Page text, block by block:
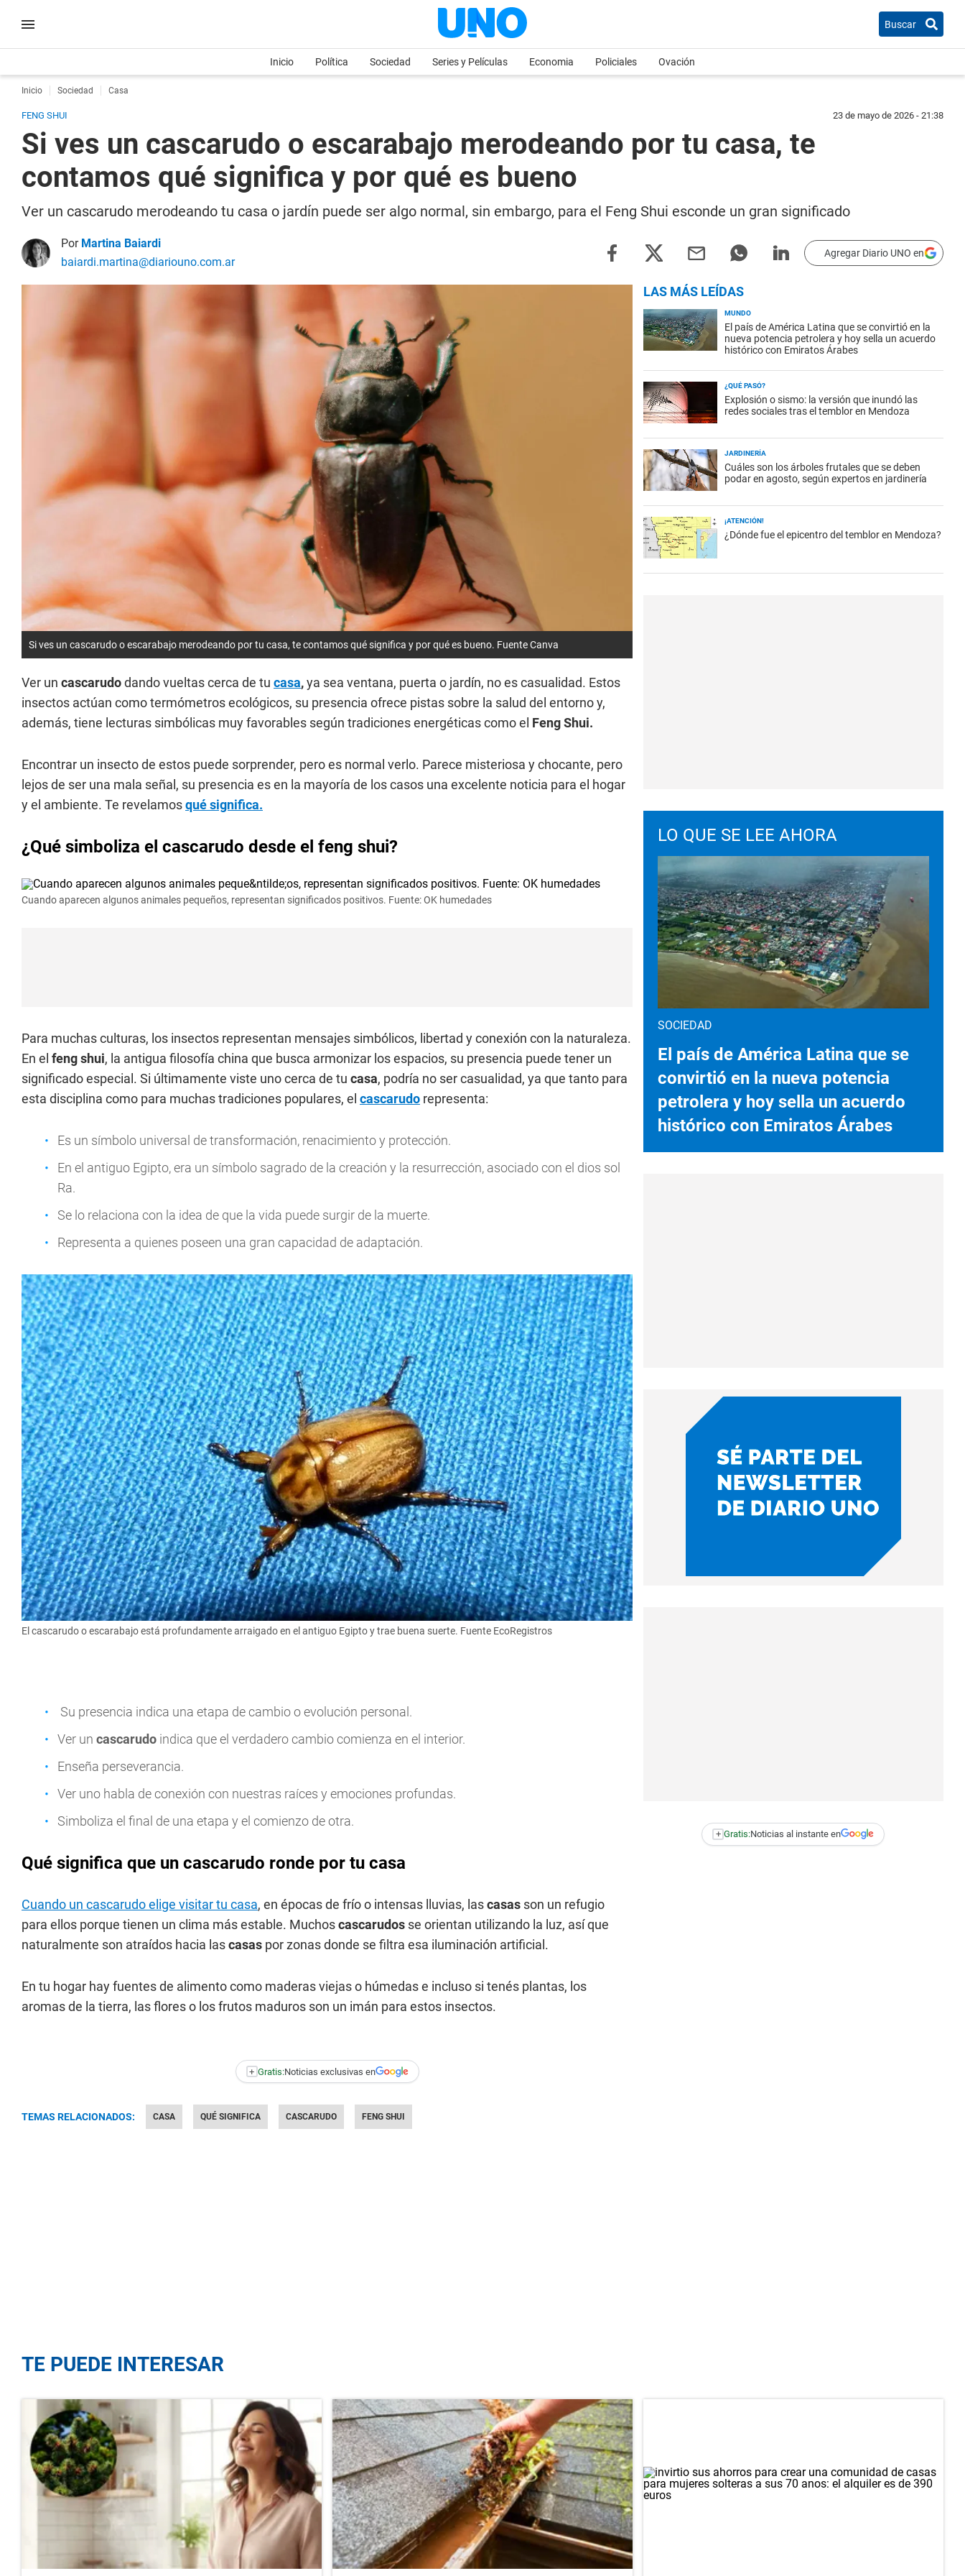
Buscar
Inicio Política Sociedad Series y Películas Economia Policiales Ovación
Inicio Sociedad Casa
FENG SHUI 23 de mayo de 2026 - 21:38
Si ves un cascarudo o escarabajo merodeando por tu casa, te
contamos qué significa y por qué es bueno
Ver un cascarudo merodeando tu casa o jardín puede ser algo normal, sin embargo, para el Feng Shui esconde un gran significado
Por Martina Baiardi
baiardi.martina@diariouno.com.ar
Agregar Diario UNO en
Si ves un cascarudo o escarabajo merodeando por tu casa, te contamos qué significa y por qué es bueno. Fuente Canva
Ver un cascarudodando vueltas cerca de tu casa,ya sea ventana, puerta o jardín, no es casualidad. Estos
insectos actúan como termómetros ecológicos, su presencia ofrece pistas sobre la salud del entorno y,
además, tiene lecturas simbólicas muy favorables según tradiciones energéticas como el Feng Shui.
Encontrar un insecto de estos puede sorprender, pero es normal verlo. Parece misteriosa y chocante, pero
lejos de ser una mala señal, su presencia es en la mayoría de los casos una excelente noticia para el hogar
y el ambiente. Te revelamosqué significa.
¿Qué simboliza el cascarudo desde el feng shui?
Cuando aparecen algunos animales pequeños, representan significados positivos. Fuente: OK humedades
Para muchas culturas, los insectos representan mensajes simbólicos, libertad y conexión con la naturaleza.
En el feng shui, la antigua filosofía china que busca armonizar los espacios, su presencia puede tener un
significado especial. Si últimamente viste uno cerca de tu casa, podría no ser casualidad, ya que tanto para
esta disciplina como para muchas tradiciones populares, el cascarudo representa:
Es un símbolo universal de transformación, renacimiento y protección.
En el antiguo Egipto, era un símbolo sagrado de la creación y la resurrección, asociado con el dios sol
Ra.
Se lo relaciona con la idea de que la vida puede surgir de la muerte.
Representa a quienes poseen una gran capacidad de adaptación.
El cascarudo o escarabajo está profundamente arraigado en el antiguo Egipto y trae buena suerte. Fuente EcoRegistros
Su presencia indica una etapa de cambio o evolución personal.
Ver un cascarudo indica que el verdadero cambio comienza en el interior.
Enseña perseverancia.
Ver uno habla de conexión con nuestras raíces y emociones profundas.
Simboliza el final de una etapa y el comienzo de otra.
Qué significa que un cascarudo ronde por tu casa
Cuando un cascarudo elige visitar tu casa, en épocas de frío o intensas lluvias, lascasas son un refugio
para ellos porque tienen un clima más estable. Muchoscascarudos se orientan utilizando la luz, así que
naturalmente son atraídos hacia lascasas por zonas donde se filtra esa iluminación artificial.
En tu hogar hay fuentes de alimento como maderas viejas o húmedas e incluso si tenés plantas, los
aromas de la tierra, las flores o los frutos maduros son un imán para estos insectos.
+ Gratis:Noticias exclusivas en
TEMAS RELACIONADOS: CASA QUÉ SIGNIFICA CASCARUDO FENG SHUI
LAS MÁS LEÍDAS
MUNDO
El país de América Latina que se convirtió en la
nueva potencia petrolera y hoy sella un acuerdo
histórico con Emiratos Árabes
¿QUÉ PASÓ?
Explosión o sismo: la versión que inundó las
redes sociales tras el temblor en Mendoza
JARDINERÍA
Cuáles son los árboles frutales que se deben
podar en agosto, según expertos en jardinería
¡ATENCIÓN!
¿Dónde fue el epicentro del temblor en Mendoza?
LO QUE SE LEE AHORA
SOCIEDAD
El país de América Latina que se
convirtió en la nueva potencia
petrolera y hoy sella un acuerdo
histórico con Emiratos Árabes
+ Gratis:Noticias al instante en
TE PUEDE INTERESAR